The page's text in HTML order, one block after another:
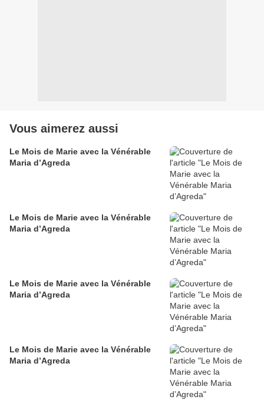
Vous aimerez aussi
Le Mois de Marie avec la Vénérable
Maria d’Agreda
Le Mois de Marie avec la Vénérable
Maria d’Agreda
Le Mois de Marie avec la Vénérable
Maria d’Agreda
Le Mois de Marie avec la Vénérable
Maria d’Agreda